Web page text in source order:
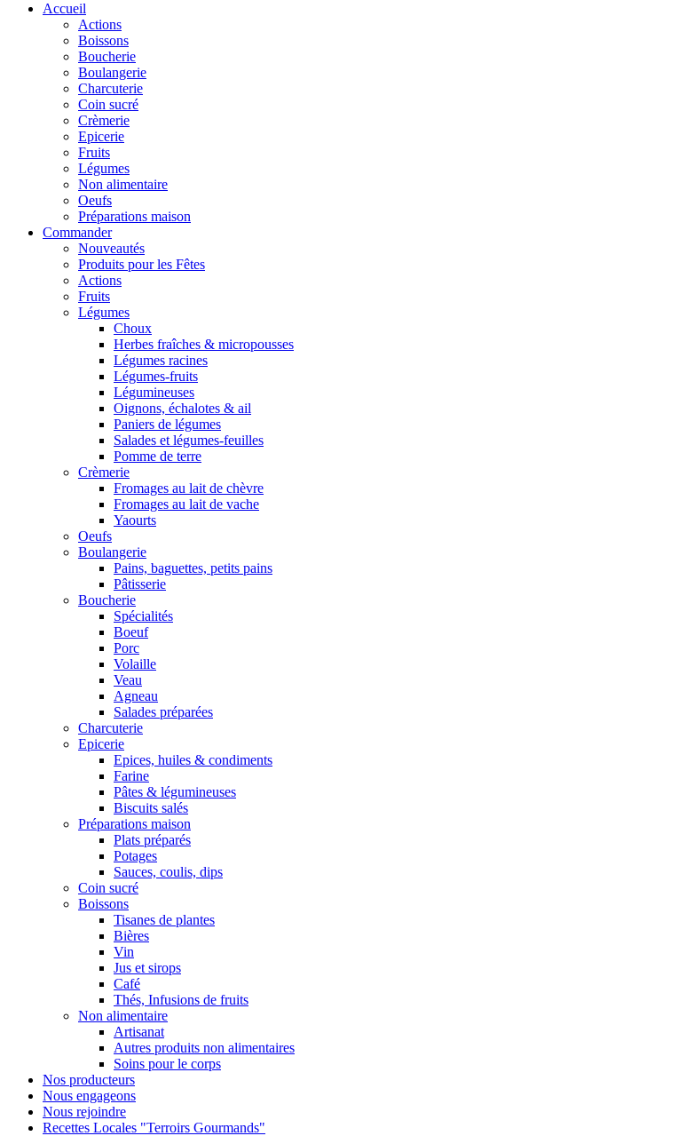
Accueil
Actions
Boissons
Boucherie
Boulangerie
Charcuterie
Coin sucré
Crèmerie
Epicerie
Fruits
Légumes
Non alimentaire
Oeufs
Préparations maison
Commander
Nouveautés
Produits pour les Fêtes
Actions
Fruits
Légumes
Choux
Herbes fraîches & micropousses
Légumes racines
Légumes-fruits
Légumineuses
Oignons, échalotes & ail
Paniers de légumes
Salades et légumes-feuilles
Pomme de terre
Crèmerie
Fromages au lait de chèvre
Fromages au lait de vache
Yaourts
Oeufs
Boulangerie
Pains, baguettes, petits pains
Pâtisserie
Boucherie
Spécialités
Boeuf
Porc
Volaille
Veau
Agneau
Salades préparées
Charcuterie
Epicerie
Epices, huiles & condiments
Farine
Pâtes & légumineuses
Biscuits salés
Préparations maison
Plats préparés
Potages
Sauces, coulis, dips
Coin sucré
Boissons
Tisanes de plantes
Bières
Vin
Jus et sirops
Café
Thés, Infusions de fruits
Non alimentaire
Artisanat
Autres produits non alimentaires
Soins pour le corps
Nos producteurs
Nous engageons
Nous rejoindre
Recettes Locales "Terroirs Gourmands"